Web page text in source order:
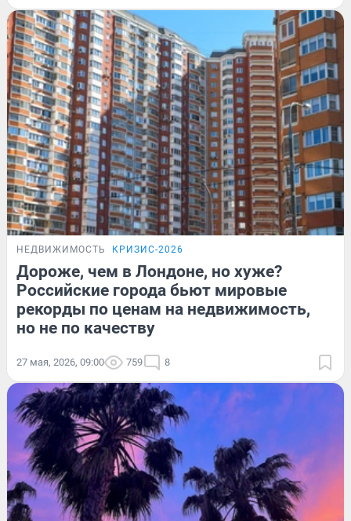
НЕДВИЖИМОСТЬ КРИЗИС-2026
Дороже, чем в Лондоне, но хуже?
Российские города бьют мировые
рекорды по ценам на недвижимость,
но не по качеству
27 мая, 2026, 09:00 759 8